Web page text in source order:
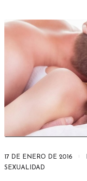
17 DE ENERO DE 2016
SEXUALIDAD